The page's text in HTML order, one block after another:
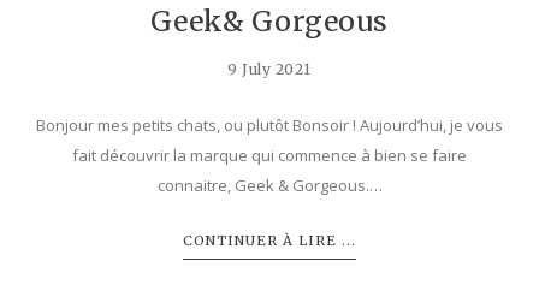
Geek& Gorgeous
9 July 2021
Bonjour mes petits chats, ou plutôt Bonsoir ! Aujourd’hui, je vous
fait découvrir la marque qui commence à bien se faire
connaitre, Geek & Gorgeous.…
CONTINUER À LIRE ...